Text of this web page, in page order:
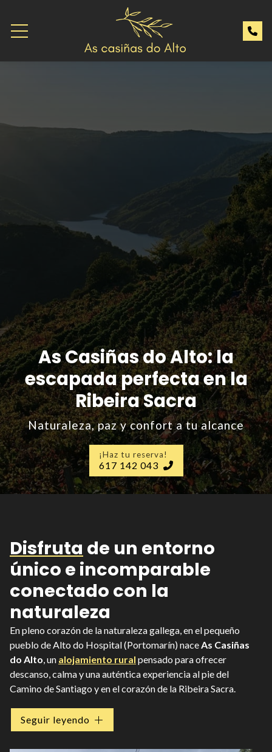
As Casiñas do Alto: la
escapada perfecta en la
Ribeira Sacra
Naturaleza, paz y confort a tu alcance
¡Haz tu reserva!
617 142 043
Disfruta de un entorno
único e incomparable
conectado con la
naturaleza
En pleno corazón de la naturaleza gallega, en el pequeño
pueblo de Alto do Hospital (Portomarín) nace As Casiñas
do Alto , un alojamiento rural pensado para ofrecer
descanso, calma y una auténtica experiencia al pie del
Camino de Santiago y en el corazón de la Ribeira Sacra.
Ofrecemos un refugio de desconexión
naturaleza de Portomarín son los protagonistas. En As
Seguir leyendo